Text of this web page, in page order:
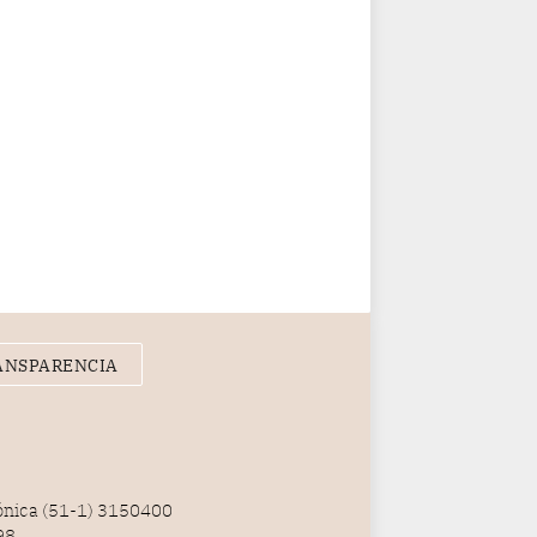
(51-1) 3150400